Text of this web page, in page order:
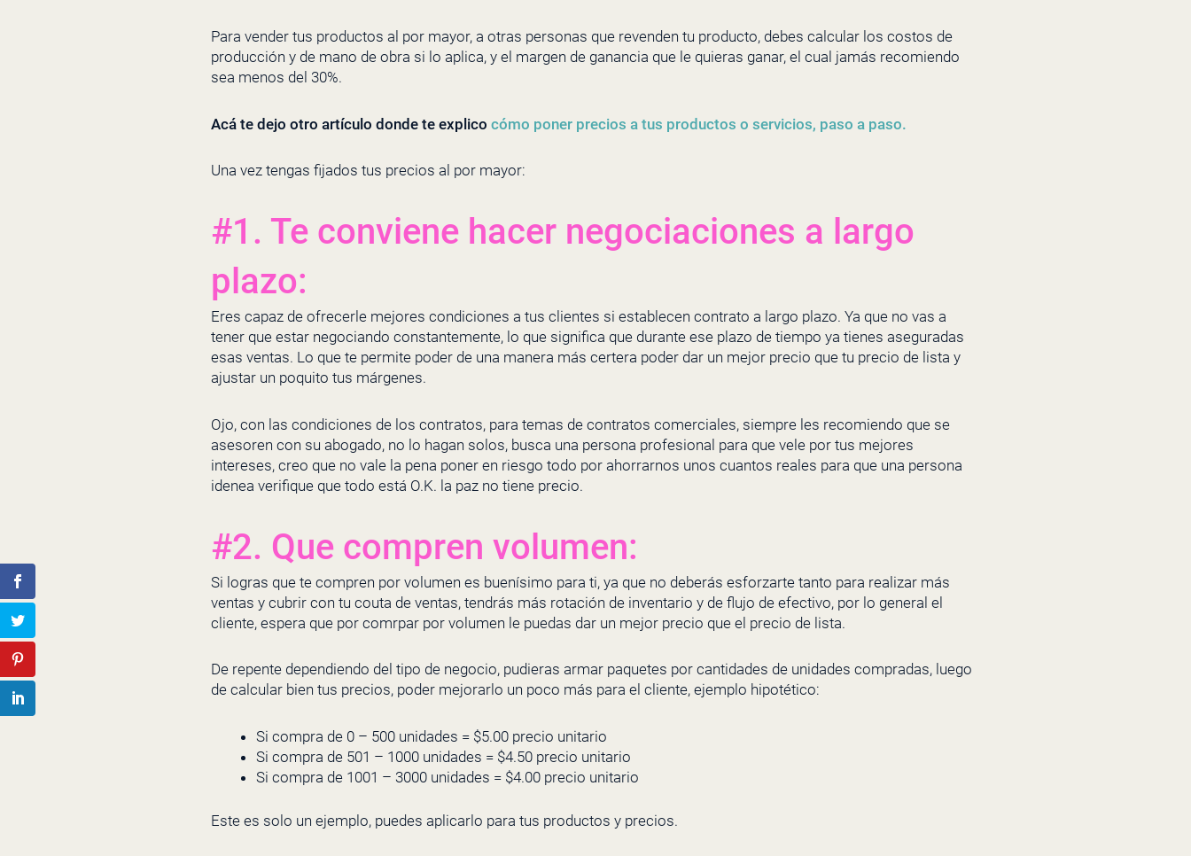
Para vender tus productos al por mayor, a otras personas que revenden tu producto, debes calcular los costos de
producción y de mano de obra si lo aplica, y el margen de ganancia que le quieras ganar, el cual jamás recomiendo
sea menos del 30%.
Acá te dejo otro artículo donde te explico cómo poner precios a tus productos o servicios, paso a paso.
Una vez tengas fijados tus precios al por mayor:
#1. Te conviene hacer negociaciones a largo
plazo:
Eres capaz de ofrecerle mejores condiciones a tus clientes si establecen contrato a largo plazo. Ya que no vas a
tener que estar negociando constantemente, lo que significa que durante ese plazo de tiempo ya tienes aseguradas
esas ventas. Lo que te permite poder de una manera más certera poder dar un mejor precio que tu precio de lista y
ajustar un poquito tus márgenes.
Ojo, con las condiciones de los contratos, para temas de contratos comerciales, siempre les recomiendo que se
asesoren con su abogado, no lo hagan solos, busca una persona profesional para que vele por tus mejores
intereses, creo que no vale la pena poner en riesgo todo por ahorrarnos unos cuantos reales para que una persona
idenea verifique que todo está O.K. la paz no tiene precio.
#2. Que compren volumen:
Si logras que te compren por volumen es buenísimo para ti, ya que no deberás esforzarte tanto para realizar más
ventas y cubrir con tu couta de ventas, tendrás más rotación de inventario y de flujo de efectivo, por lo general el
cliente, espera que por comrpar por volumen le puedas dar un mejor precio que el precio de lista.
De repente dependiendo del tipo de negocio, pudieras armar paquetes por cantidades de unidades compradas, luego
de calcular bien tus precios, poder mejorarlo un poco más para el cliente, ejemplo hipotético:
Si compra de 0 – 500 unidades = $5.00 precio unitario
Si compra de 501 – 1000 unidades = $4.50 precio unitario
Si compra de 1001 – 3000 unidades = $4.00 precio unitario
Este es solo un ejemplo, puedes aplicarlo para tus productos y precios.